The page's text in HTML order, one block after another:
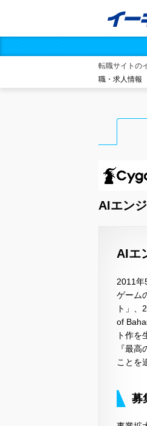
転職サイトの
職・求人情報
AIエン
AIエ
2011年
ゲーム
ト」
of
ト作を
『最
ことを
募